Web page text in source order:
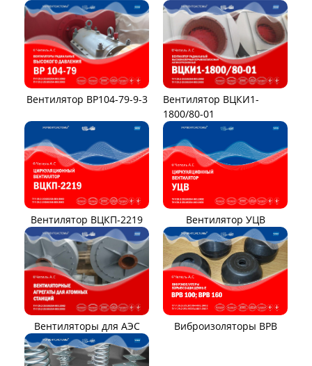
Вентилятор ВР104-79-9-3
Вентилятор ВЦКИ1-
1800/80-01
Вентилятор ВЦКП-2219 Вентилятор УЦВ
Вентиляторы для АЭС Виброизоляторы ВРВ